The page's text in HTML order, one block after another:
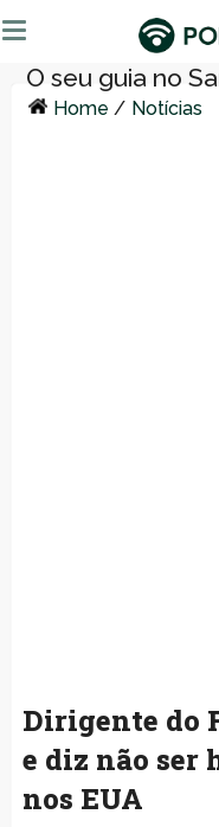
Home / Notícias
Dirigente do
e diz não ser
nos EUA